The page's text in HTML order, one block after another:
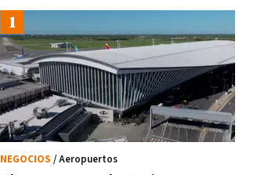
NEGOCIOS / Aeropuertos